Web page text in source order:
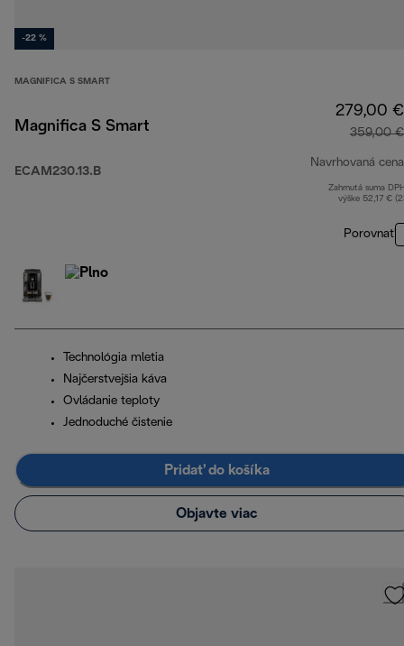
-22 %
MAGNIFICA S SMART
Magnifica S Smart
ECAM230.13.B
279,00 €
359,00 €
Navrhovaná cena
Zahrnutá suma
výške 52,17 €
Porovnať
Technológia mletia
Najčerstvejšia káva
Ovládanie teploty
Jednoduché čistenie
Pridať do košíka
Objavte viac